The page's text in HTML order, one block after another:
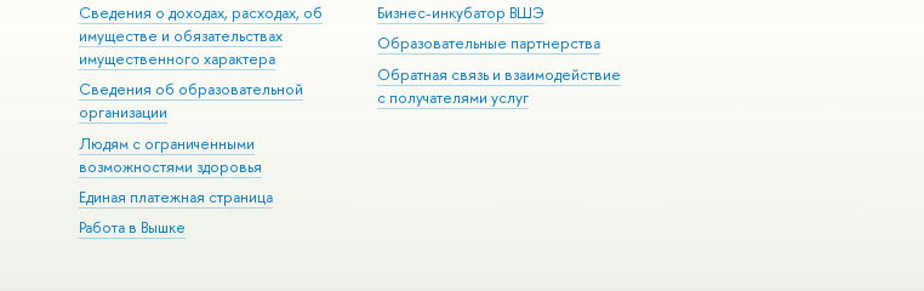
Сведения о доходах, расходах, об
имуществе и обязательствах
имущественного характера
Сведения об образовательной
организации
Людям с ограниченными
возможностями здоровья
Единая платежная страница
Работа в Вышке
Бизнес-инкубатор ВШЭ
Образовательные партнерства
Обратная связь и взаимодействие
с получателями услуг